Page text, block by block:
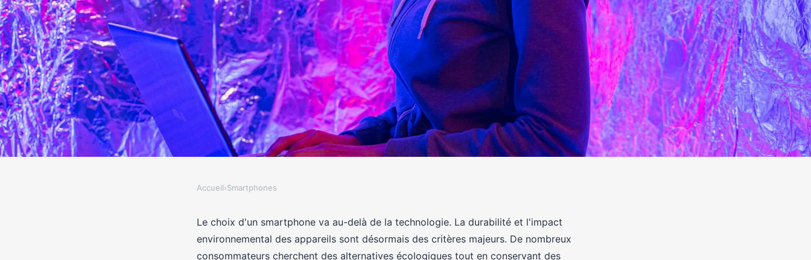
Comparatif smartphones : Les choix les
Accueil›Smartphones
Le choix d'un smartphone va au-delà de la technologie. La durabilité et l'impact
environnemental des appareils sont désormais des critères majeurs. De nombreux
consommateurs cherchent des alternatives écologiques tout en conservant des